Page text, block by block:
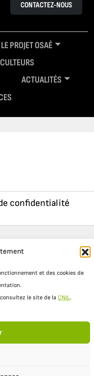
et des cookies de
le site de la CNIL.
CONTACTEZ-NOUS
LE PROJET OSAÉ
ACTUALITÉS
confidentialité